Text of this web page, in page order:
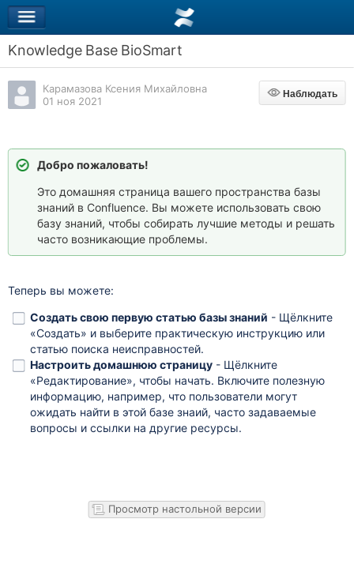
Knowledge Base BioSmart
Карамазова Ксения Михайловна
01 ноя 2021
Наблюдать
Наблюдать
Добро пожаловать!
Это домашняя страница вашего пространства базы
знаний в Confluence. Вы можете использовать свою
базу знаний, чтобы собирать лучшие методы и решать
часто возникающие проблемы.
Теперь вы можете:
Создать свою первую статью базы знаний - Щёлкните
«Создать» и выберите практическую инструкцию или
статью поиска неисправностей.
Настроить домашнюю страницу- Щёлкните
«Редактирование», чтобы начать. Включите полезную
информацию, например, что пользователи могут
ожидать найти в этой базе знаий, часто задаваемые
вопросы и ссылки на другие ресурсы.
Просмотр настольной версии